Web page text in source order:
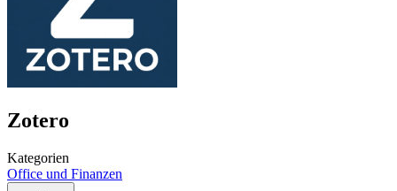
Zotero
Kategorien
Office und Finanzen